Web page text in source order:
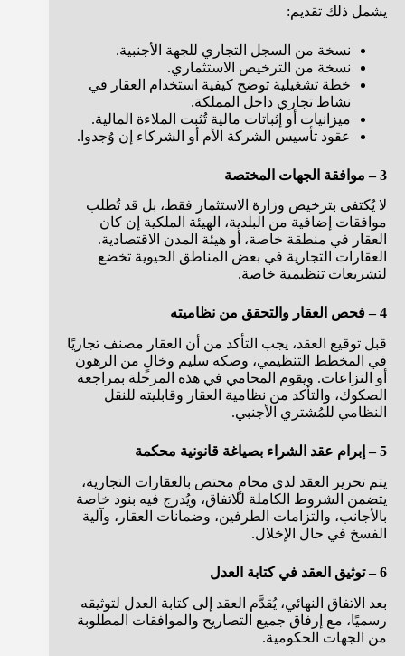
يشمل ذلك تقديم:
نسخة من السجل التجاري للجهة الأجنبية.
نسخة من الترخيص الاستثماري.
خطة تشغيلية توضح كيفية استخدام العقار في
نشاط تجاري داخل المملكة.
ميزانيات أو إثباتات مالية تُثبت الملاءة المالية.
عقود تأسيس الشركة الأم أو الشركاء إن وُجدوا.
3 – موافقة الجهات المختصة
لا يُكتفى بترخيص وزارة الاستثمار فقط، بل قد تُطلب
موافقات إضافية من البلدية، الهيئة الملكية إن كان
العقار في منطقة خاصة، أو هيئة المدن الاقتصادية.
العقارات التجارية في بعض المناطق الحيوية تخضع
لتشريعات تنظيمية خاصة.
4 – فحص العقار والتحقق من نظاميته
قبل توقيع العقد، يجب التأكد من أن العقار مصنف تجاريًا
في المخطط التنظيمي، وصكه سليم وخالٍ من الرهون
أو النزاعات. ويقوم المحامي في هذه المرحلة بمراجعة
الصكوك، والتأكد من نظامية العقار وقابليته للنقل
النظامي للمُشتري الأجنبي.
5 – إبرام عقد الشراء بصياغة قانونية محكمة
يتم تحرير العقد لدى محامٍ مختص بالعقارات التجارية،
يتضمن الشروط الكاملة للاتفاق، ويُدرج فيه بنود خاصة
بالأجانب، والتزامات الطرفين، وضمانات العقار، وآلية
الفسخ في حال الإخلال.
6 – توثيق العقد في كتابة العدل
بعد الاتفاق النهائي، يُقدَّم العقد إلى كتابة العدل لتوثيقه
رسميًا، مع إرفاق جميع التصاريح والموافقات المطلوبة
من الجهات الحكومية.